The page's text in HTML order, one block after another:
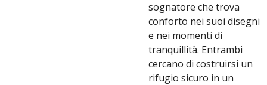
sognatore che trova
conforto nei suoi disegni
e nei momenti di
tranquillità. Entrambi
cercano di costruirsi un
rifugio sicuro in un